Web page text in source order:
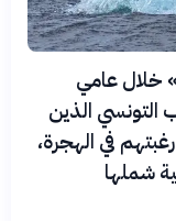
خلال عامي
من الشباب التونسي الذين
18 و29 عامًا عن رغبتهم في الهجرة،
شملها